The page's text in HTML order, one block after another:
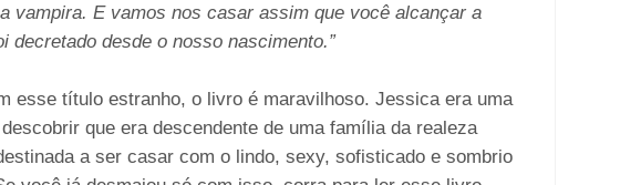
vampira. E vamos nos casar assim que você alcançar a
decretado desde o nosso nascimento.”
esse título estranho, o livro é maravilhoso. Jessica era uma
que era descendente de uma família da realeza
a ser casar com o lindo, sexy, sofisticado e sombrio